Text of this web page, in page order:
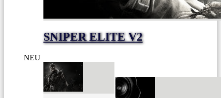
SNIPER ELITE V2
NEU